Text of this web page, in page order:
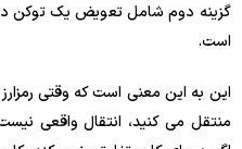
گزینه دوم شامل تعویض یک توکن
است.
این به این معنی است که وقتی
منتقل می کنید، انتقال واقعی